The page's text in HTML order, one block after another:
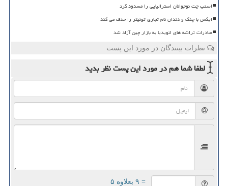
اسنپ چت نوجوانان استرالیایی را مسدود کرد
ایکس با چنگ و دندان نام تجاری توئیتر را حذف می کند
صادرات تراشه های انویدیا به بازار چین آزاد شد
نظرات بینندگان در مورد این پست
لطفا شما همدر مورد این پستنظر بدید
= ۹ بعلاوه ۵